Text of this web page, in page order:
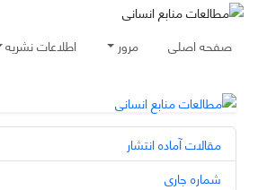
صفحه اصلی مرور اطلاعات نشریه
مقالات آماده انتشار
شماره جاری